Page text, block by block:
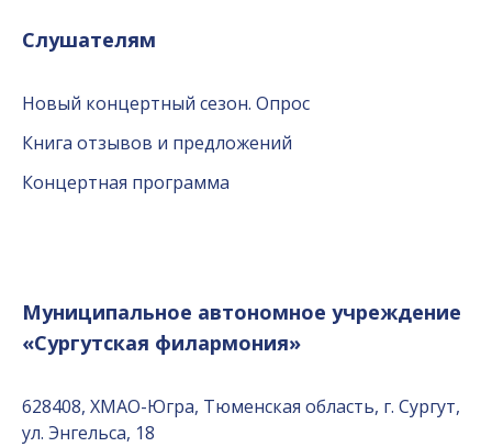
Слушателям
Новый концертный сезон. Опрос
Книга отзывов и предложений
Концертная программа
Муниципальное автономное учреждение
«Сургутская филармония»
628408, ХМАО-Югра, Тюменская область, г. Сургут,
ул. Энгельса, 18